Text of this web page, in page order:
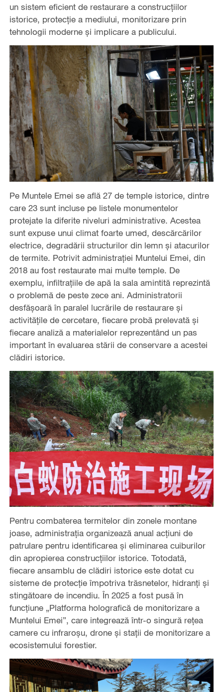
un sistem eficient de restaurare a construcțiilor
istorice, protecție a mediului, monitorizare prin
tehnologii moderne și implicare a publicului.
Pe Muntele Emei se află 27 de temple istorice, dintre
care 23 sunt incluse pe listele monumentelor
protejate la diferite niveluri administrative. Acestea
sunt expuse unui climat foarte umed, descărcărilor
electrice, degradării structurilor din lemn și atacurilor
de termite. Potrivit administrației Muntelui Emei, din
2018 au fost restaurate mai multe temple. De
exemplu, infiltrațiile de apă la sala amintită reprezintă
o problemă de peste zece ani. Administratorii
desfășoară în paralel lucrările de restaurare și
activitățile de cercetare, fiecare probă prelevată și
fiecare analiză a materialelor reprezentând un pas
important în evaluarea stării de conservare a acestei
clădiri istorice.
Pentru combaterea termitelor din zonele montane
joase, administrația organizează anual acțiuni de
patrulare pentru identificarea și eliminarea cuiburilor
din apropierea construcțiilor istorice. Totodată,
fiecare ansamblu de clădiri istorice este dotat cu
sisteme de protecție împotriva trăsnetelor, hidranți și
stingătoare de incendiu. În 2025 a fost pusă în
funcțiune „Platforma holografică de monitorizare a
Muntelui Emei”, care integrează într-o singură rețea
camere cu infraroșu, drone și stații de monitorizare a
ecosistemului forestier.